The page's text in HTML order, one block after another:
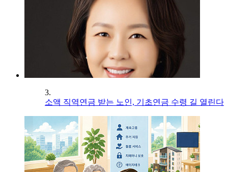
3.
소액 직역연금 받는 노인, 기초연금 수령 길 열린다